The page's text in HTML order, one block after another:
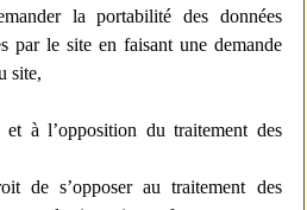
la portabilité des données
par le site en faisant une demande
site,
à l’opposition du traitement des
de s’opposer au traitement des